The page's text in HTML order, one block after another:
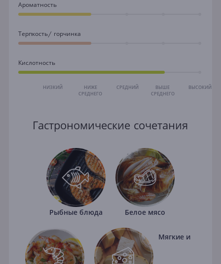
Ароматность
Терпкость/ горчинка
Кислотность
НИЗКИЙ
НИЖЕ
СРЕДНЕГО
СРЕДНИЙ
ВЫШЕ
СРЕДНЕГО
ВЫСОКИЙ
Гастрономические сочетания
Рыбные блюда Белое мясо
Мягкие и